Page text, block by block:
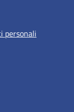
personali